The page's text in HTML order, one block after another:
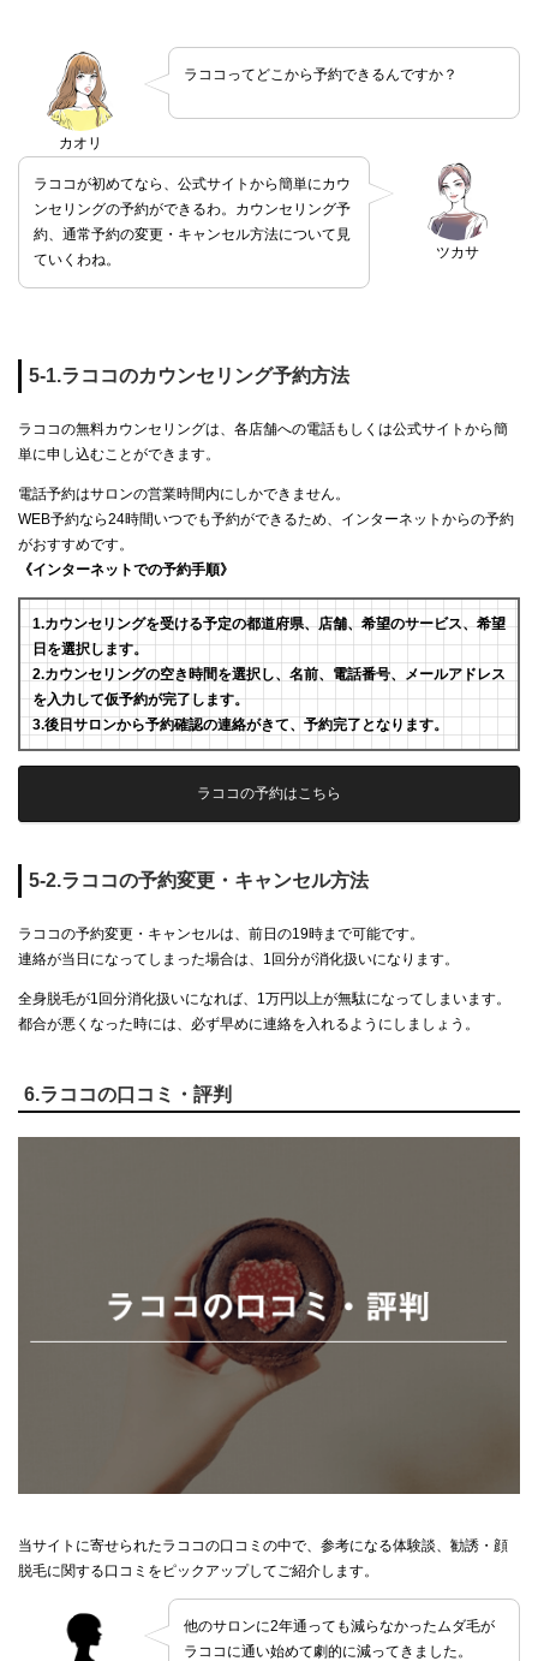
カオリ
ラココってどこから予約できるんですか？
ツカサ
ラココが初めてなら、公式サイトから簡単にカウ
ンセリングの予約ができるわ。カウンセリング予
約、通常予約の変更・キャンセル方法について見
ていくわね。
5-1.ラココのカウンセリング予約方法
ラココの無料カウンセリングは、各店舗への電話もしくは公式サイトから簡
単に申し込むことができます。
電話予約はサロンの営業時間内にしかできません。
WEB予約なら24時間いつでも予約ができるため、インターネットからの予約
がおすすめです。
《インターネットでの予約手順》
1.カウンセリングを受ける予定の都道府県、店舗、希望のサービス、希望
日を選択します。
2.カウンセリングの空き時間を選択し、名前、電話番号、メールアドレス
を入力して仮予約が完了します。
3.後日サロンから予約確認の連絡がきて、予約完了となります。
ラココの予約はこちら
5-2.ラココの予約変更・キャンセル方法
ラココの予約変更・キャンセルは、前日の19時まで可能です。
連絡が当日になってしまった場合は、1回分が消化扱いになります。
全身脱毛が1回分消化扱いになれば、1万円以上が無駄になってしまいます。
都合が悪くなった時には、必ず早めに連絡を入れるようにしましょう。
6.ラココの口コミ・評判
当サイトに寄せられたラココの口コミの中で、参考になる体験談、勧誘・顔
脱毛に関する口コミをピックアップしてご紹介します。
他のサロンに2年通っても減らなかったムダ毛が
ラココに通い始めて劇的に減ってきました。